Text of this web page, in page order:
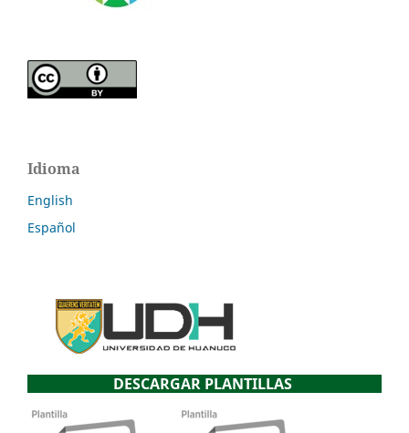
Idioma
English
Español
DESCARGAR PLANTILLAS